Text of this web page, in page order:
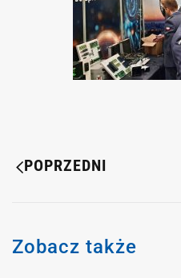
POPRZEDNI
Zobacz także